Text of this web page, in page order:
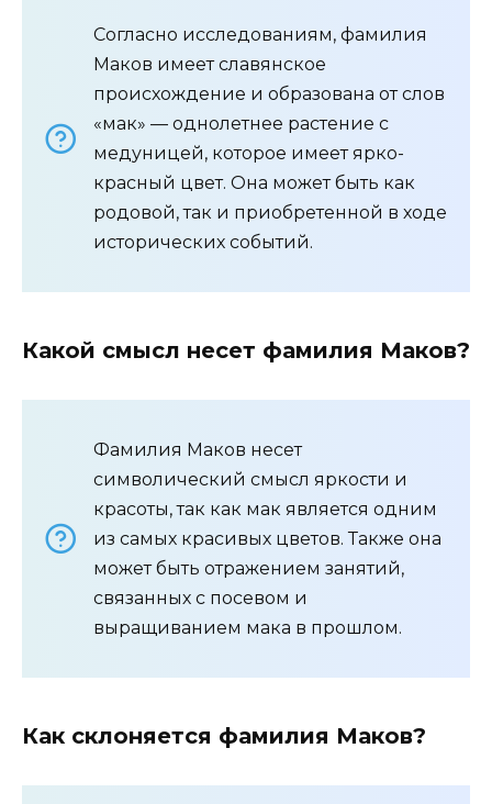
Согласно исследованиям, фамилия
Маков имеет славянское
происхождение и образована от слов
«мак» — однолетнее растение с
медуницей, которое имеет ярко-
красный цвет. Она может быть как
родовой, так и приобретенной в ходе
исторических событий.
Какой смысл несет фамилия Маков?
Фамилия Маков несет
символический смысл яркости и
красоты, так как мак является одним
из самых красивых цветов. Также она
может быть отражением занятий,
связанных с посевом и
выращиванием мака в прошлом.
Как склоняется фамилия Маков?